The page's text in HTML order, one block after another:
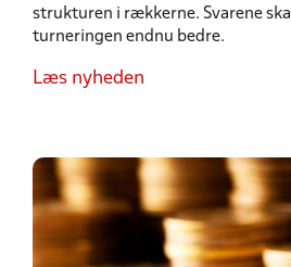
strukturen i rækkerne. Svarene
turneringen endnu bedre.
Læs nyheden